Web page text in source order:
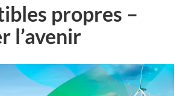
propres –
l’avenir